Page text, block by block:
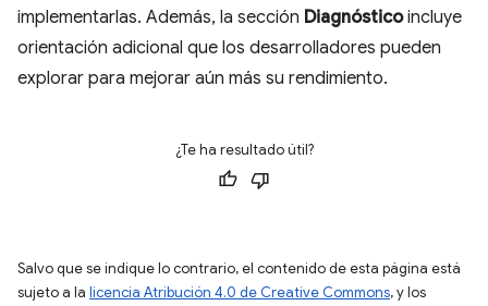
implementarlas. Además, la sección Diagnósticoincluye
orientación adicional que los desarrolladores pueden
explorar para mejorar aún más su rendimiento.
¿Te ha resultado útil?
Salvo que se indique lo contrario, el contenido de esta página está
sujeto a la licencia Atribución 4.0 de Creative Commons, y los